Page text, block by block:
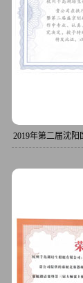
2019年第二届沈